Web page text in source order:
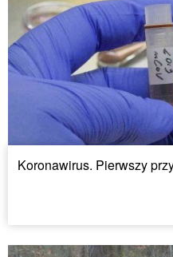
Koronawirus. Pierwszy